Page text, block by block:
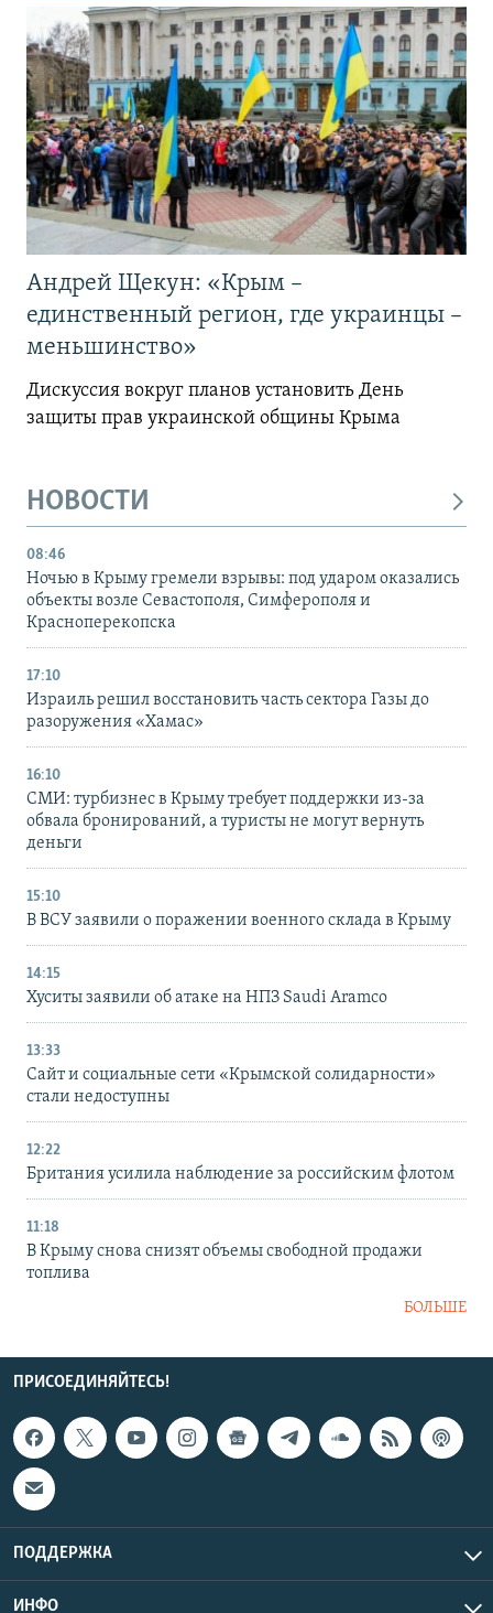
Андрей Щекун: «Крым –
единственный регион, где украинцы –
меньшинство»
Дискуссия вокруг планов установить День
защиты прав украинской общины Крыма
НОВОСТИ
08:46
Ночью в Крыму гремели взрывы: под ударом оказались
объекты возле Севастополя, Симферополя и
Красноперекопска
17:10
Израиль решил восстановить часть сектора Газы до
разоружения «Хамас»
16:10
СМИ: турбизнес в Крыму требует поддержки из-за
обвала бронирований, а туристы не могут вернуть
деньги
15:10
В ВСУ заявили о поражении военного склада в Крыму
14:15
Хуситы заявили об атаке на НПЗ Saudi Aramco
13:33
Сайт и социальные сети «Крымской солидарности»
стали недоступны
12:22
Британия усилила наблюдение за российским флотом
11:18
В Крыму снова снизят объемы свободной продажи
топлива
БОЛЬШЕ
ПРИСОЕДИНЯЙТЕСЬ!
ПОДДЕРЖКА
ИНФО